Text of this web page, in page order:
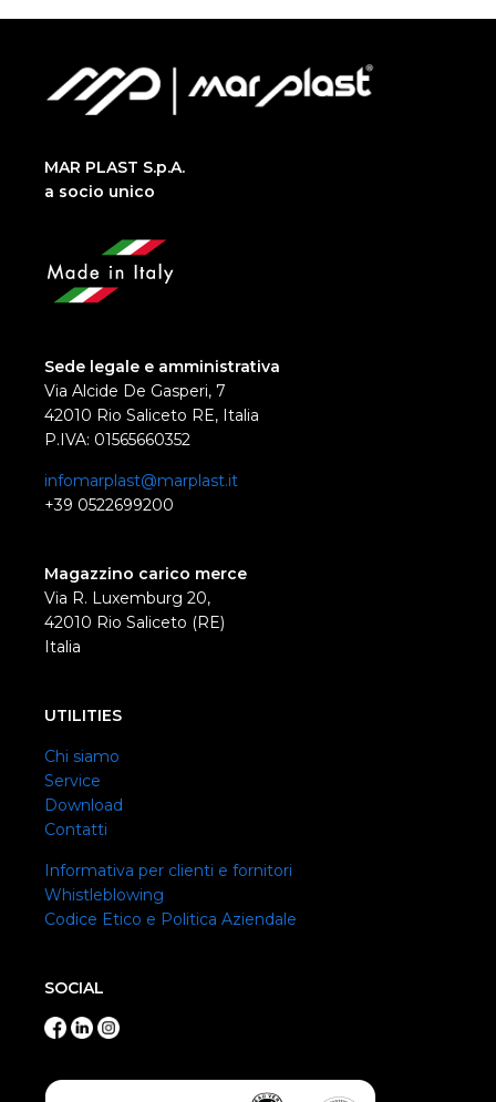
MAR PLAST S.p.A.
a socio unico
Sede legale e amministrativa
Via Alcide De Gasperi, 7
42010 Rio Saliceto RE, Italia
P.IVA: 01565660352
infomarplast@marplast.it
+39 0522699200
Magazzino carico merce
Via R. Luxemburg 20,
42010 Rio Saliceto (RE)
Italia
UTILITIES
Chi siamo
Service
Download
Contatti
Informativa per clienti e fornitori
Whistleblowing
Codice Etico e Politica Aziendale
SOCIAL